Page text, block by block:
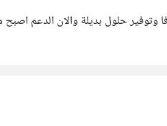
وتوفير حلول بديلة والان الدعم